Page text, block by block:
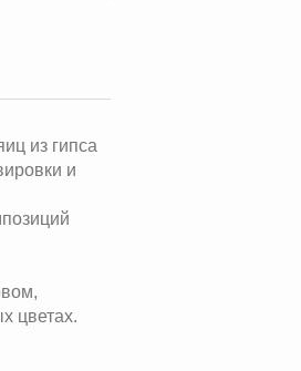
из гипса
и
цветах.